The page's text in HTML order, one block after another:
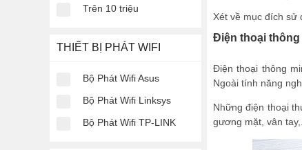
Trên 10 triệu
THIẾT BỊ PHÁT WIFI
Bộ Phát Wifi Asus
Bộ Phát Wifi Linksys
Bộ Phát Wifi TP-LINK
Xét về mục đích sử
Điện thoại thông
Điện thoại thông
Ngoài tính năng
Những điện thoại
gương mặt, vân